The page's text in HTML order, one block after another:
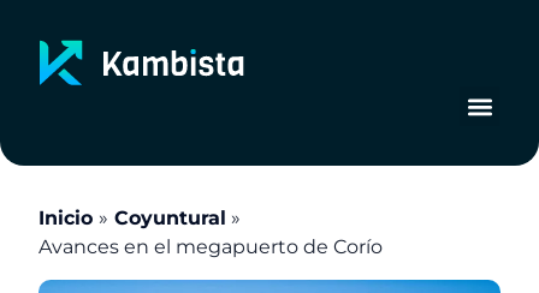
contenido
Inicio
Coyuntural
Avances en el megapuerto de Corío